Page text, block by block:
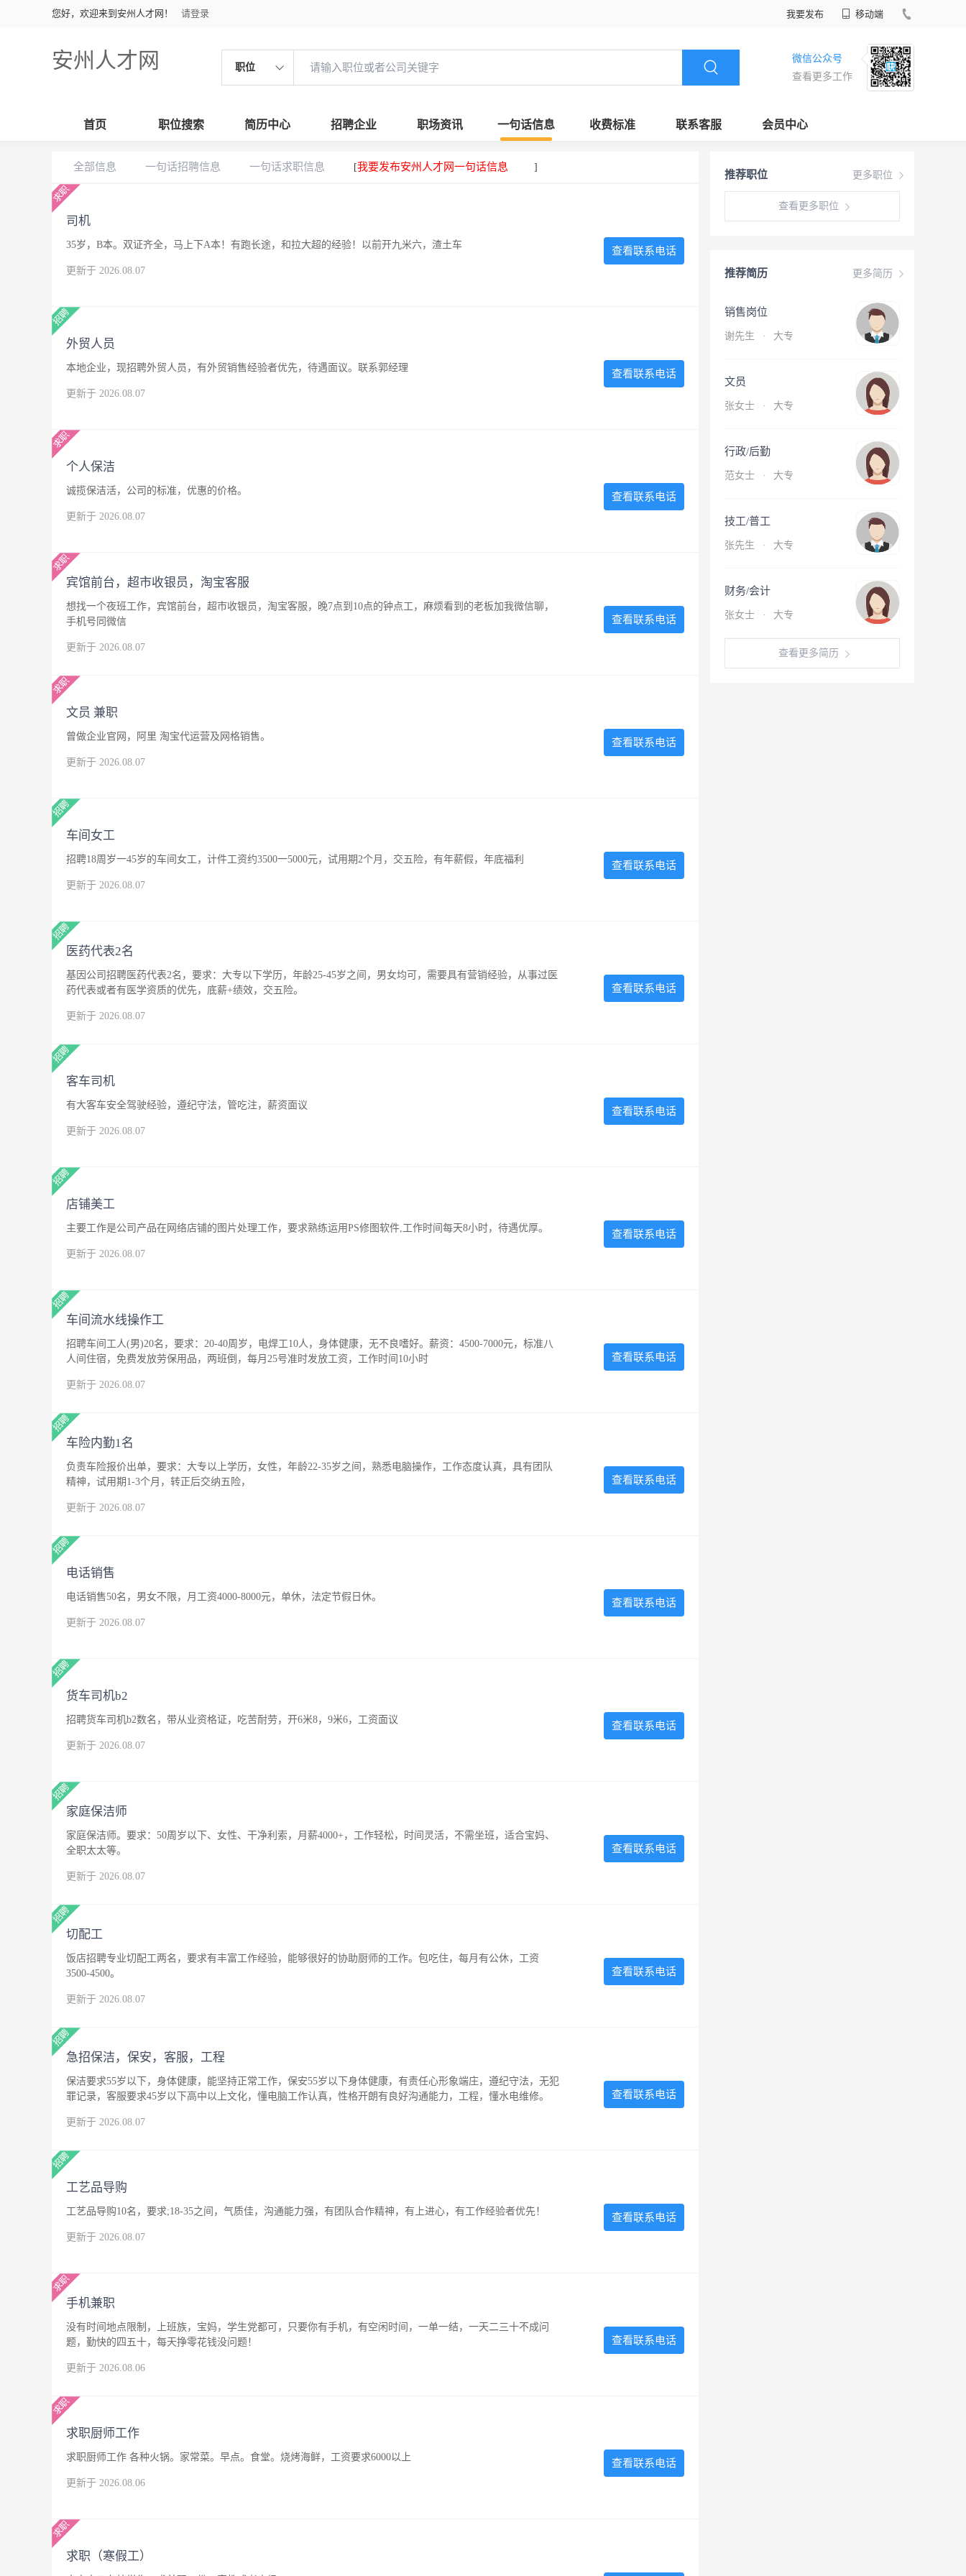
您好，欢迎来到安州人才网！ 请登录 我要发布 移动端
安州人才网 职位
微信公众号
查看更多工作
首页 职位搜索 简历中心 招聘企业 职场资讯 一句话信息 收费标准 联系客服 会员中心
更多职位
推荐职位
查看更多职位
更多简历
推荐简历
销售岗位
谢先生 · 大专
文员
张女士 · 大专
行政/后勤
范女士 · 大专
技工/普工
张先生 · 大专
财务/会计
张女士 · 大专
查看更多简历
全部信息 一句话招聘信息 一句话求职信息 [我要发布安州人才网一句话信息 ]
司机
35岁，B本。双证齐全，马上下A本！有跑长途，和拉大超的经验！以前开九米六，渣土车
更新于 2026.08.07
查看联系电话
外贸人员
本地企业，现招聘外贸人员，有外贸销售经验者优先，待遇面议。联系郭经理
更新于 2026.08.07
查看联系电话
个人保洁
诚揽保洁活，公司的标准，优惠的价格。
更新于 2026.08.07
查看联系电话
宾馆前台，超市收银员，淘宝客服
想找一个夜班工作，宾馆前台，超市收银员，淘宝客服，晚7点到10点的钟点工，麻烦看到的老板加我微信聊，
手机号同微信
更新于 2026.08.07
查看联系电话
文员 兼职
曾做企业官网，阿里 淘宝代运营及网格销售。
更新于 2026.08.07
查看联系电话
车间女工
招聘18周岁一45岁的车间女工，计件工资约3500一5000元，试用期2个月，交五险，有年薪假，年底福利
更新于 2026.08.07
查看联系电话
医药代表2名
基因公司招聘医药代表2名，要求：大专以下学历，年龄25-45岁之间，男女均可，需要具有营销经验，从事过医
药代表或者有医学资质的优先，底薪+绩效，交五险。
更新于 2026.08.07
查看联系电话
客车司机
有大客车安全驾驶经验，遵纪守法，管吃注，薪资面议
更新于 2026.08.07
查看联系电话
店铺美工
主要工作是公司产品在网络店铺的图片处理工作，要求熟练运用PS修图软件,工作时间每天8小时，待遇优厚。
更新于 2026.08.07
查看联系电话
车间流水线操作工
招聘车间工人(男)20名，要求：20-40周岁，电焊工10人，身体健康，无不良嗜好。薪资：4500-7000元，标准八
人间住宿，免费发放劳保用品，两班倒，每月25号准时发放工资，工作时间10小时
更新于 2026.08.07
查看联系电话
车险内勤1名
负责车险报价出单，要求：大专以上学历，女性，年龄22-35岁之间，熟悉电脑操作，工作态度认真，具有团队
精神，试用期1-3个月，转正后交纳五险，
更新于 2026.08.07
查看联系电话
电话销售
电话销售50名，男女不限，月工资4000-8000元，单休，法定节假日休。
更新于 2026.08.07
查看联系电话
货车司机b2
招聘货车司机b2数名，带从业资格证，吃苦耐劳，开6米8，9米6，工资面议
更新于 2026.08.07
查看联系电话
家庭保洁师
家庭保洁师。要求：50周岁以下、女性、干净利索，月薪4000+，工作轻松，时间灵活，不需坐班，适合宝妈、
全职太太等。
更新于 2026.08.07
查看联系电话
切配工
饭店招聘专业切配工两名，要求有丰富工作经验，能够很好的协助厨师的工作。包吃住，每月有公休，工资
3500-4500。
更新于 2026.08.07
查看联系电话
急招保洁，保安，客服，工程
保洁要求55岁以下，身体健康，能坚持正常工作，保安55岁以下身体健康，有责任心形象端庄，遵纪守法，无犯
罪记录，客服要求45岁以下高中以上文化，懂电脑工作认真，性格开朗有良好沟通能力，工程，懂水电维修。
更新于 2026.08.07
查看联系电话
工艺品导购
工艺品导购10名，要求;18-35之间，气质佳，沟通能力强，有团队合作精神，有上进心，有工作经验者优先！
更新于 2026.08.07
查看联系电话
手机兼职
没有时间地点限制，上班族，宝妈，学生党都可，只要你有手机，有空闲时间，一单一结，一天二三十不成问
题，勤快的四五十，每天挣零花钱没问题！
更新于 2026.08.06
查看联系电话
求职厨师工作
求职厨师工作 各种火锅。家常菜。早点。食堂。烧烤海鲜，工资要求6000以上
更新于 2026.08.06
查看联系电话
求职（寒假工）